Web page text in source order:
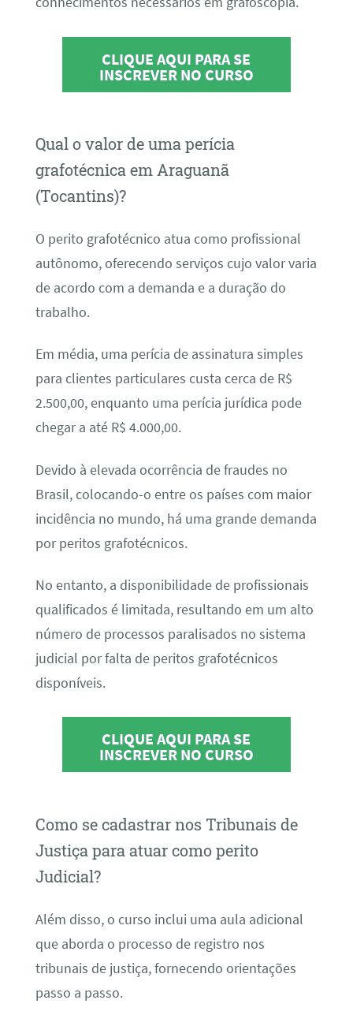
CLIQUE AQUI PARA SE
INSCREVER NO CURSO
Qual o valor de uma perícia
grafotécnica em Araguanã
(Tocantins)?
O perito grafotécnico atua como profissional
autônomo, oferecendo serviços cujo valor varia
de acordo com a demanda e a duração do
trabalho.
Em média, uma perícia de assinatura simples
para clientes particulares custa cerca de R$
2.500,00, enquanto uma perícia jurídica pode
chegar a até R$ 4.000,00.
Devido à elevada ocorrência de fraudes no
Brasil, colocando-o entre os países com maior
incidência no mundo, há uma grande demanda
por peritos grafotécnicos.
No entanto, a disponibilidade de profissionais
qualificados é limitada, resultando em um alto
número de processos paralisados no sistema
judicial por falta de peritos grafotécnicos
disponíveis.
CLIQUE AQUI PARA SE
INSCREVER NO CURSO
Como se cadastrar nos Tribunais de
Justiça para atuar como perito
Judicial?
Além disso, o curso inclui uma aula adicional
que aborda o processo de registro nos
tribunais de justiça, fornecendo orientações
passo a passo.